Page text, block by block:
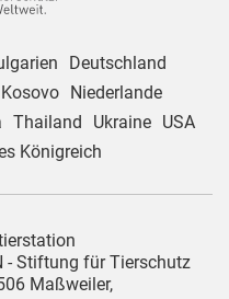
Deutschland
Kosovo
Niederlande
Thailand Ukraine
USA
Königreich
- Stiftung für Tierschutz
Maßweiler,